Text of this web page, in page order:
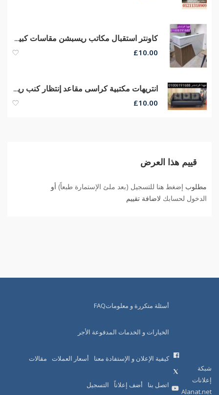
كاونتر استقبال مكاتب ريسبشن مقاسات كبيره وصغيره الحجم من مهنا فرنتشر
£10.00
انتريهات مكتبية كراسى مقاعد إنتظار كنب ريسبشن كراسى صوفا جلد
£10.00
قييم هذا العرض
مطلوب إضغط هنا للتسجيل (بعد ملئ الإستمارة طبعاً) أو
الدخول لحسابك لاضافة تقييم
شبكة
إعلانات
Alanat.net
أسئلة متكررة و معلوماتFAQ
الخيارات و الخدمات المدفوعة الأجر
كيفية الإعلان و الإستفادة معنا أسعار العملات مقالات
اتصل بنا أضف إعلاناً التسجيل